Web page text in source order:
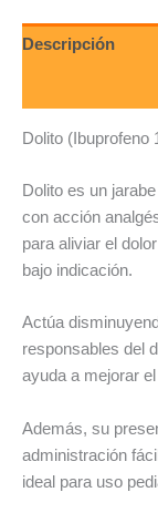
Descripción
Dolito (Ibuprofeno
Dolito es un
con acción
para aliviar el
bajo indicación.
Actúa
responsables del
ayuda a mejorar
Además, su
administración
ideal para uso